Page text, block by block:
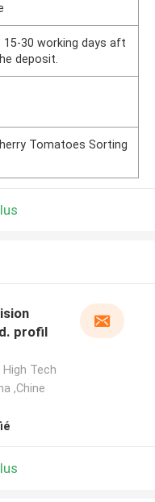
15-30 working days aft
deposit.
Tomatoes Sorting
profil
High Tech
,Chine